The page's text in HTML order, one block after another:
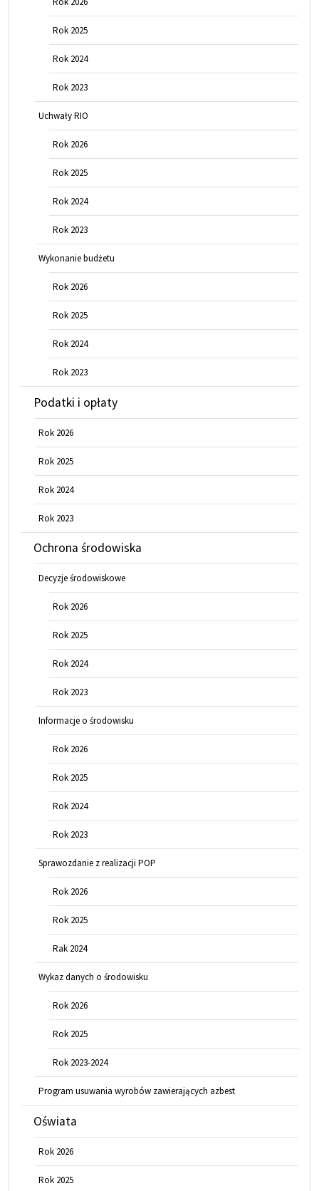
Rok 2025
Rok 2024
Rok 2023
Uchwały RIO
Rok 2026
Rok 2025
Rok 2024
Rok 2023
Wykonanie budżetu
Rok 2026
Rok 2025
Rok 2024
Rok 2023
Podatki i opłaty
Rok 2026
Rok 2025
Rok 2024
Rok 2023
Ochrona środowiska
Decyzje środowiskowe
Rok 2026
Rok 2025
Rok 2024
Rok 2023
Informacje o środowisku
Rok 2026
Rok 2025
Rok 2024
Rok 2023
Sprawozdanie z realizacji POP
Rok 2026
Rok 2025
Rak 2024
Wykaz danych o środowisku
Rok 2026
Rok 2025
Rok 2023-2024
Program usuwania wyrobów zawierających azbest
Oświata
Rok 2026
Rok 2025